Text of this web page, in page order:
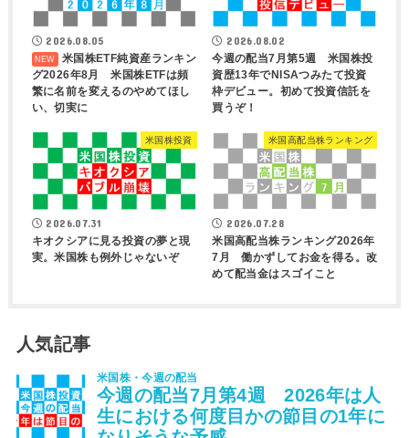
2026.08.05
米国株ETF純資産ランキン
グ2026年8月 米国株ETFは頻
繁に名前を変えるのやめてほし
い、切実に
2026.08.02
今週の配当7月第5週 米国株投
資歴13年でNISAつみたて投資
枠デビュー。初めて投資信託を
買うぞ！
米国株投資
2026.07.31
キオクシアに見る投資の夢と現
実。米国株も例外じゃないぞ
米国高配当株ランキング
2026.07.28
米国高配当株ランキング2026年
7月 働かずしてお金を得る。改
めて配当金はスゴイこと
人気記事